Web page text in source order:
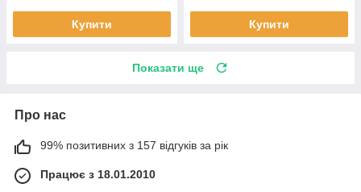
Купити Купити
Показати ще
Про нас
99% позитивних з 157 відгуків за рік
Працює з 18.01.2010